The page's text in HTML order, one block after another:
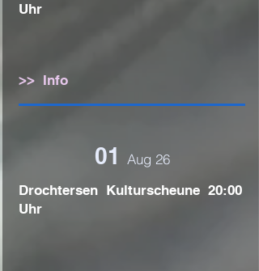
Uhr
>> Info
01 Aug 26
Drochtersen Kulturscheune 20:00
Uhr